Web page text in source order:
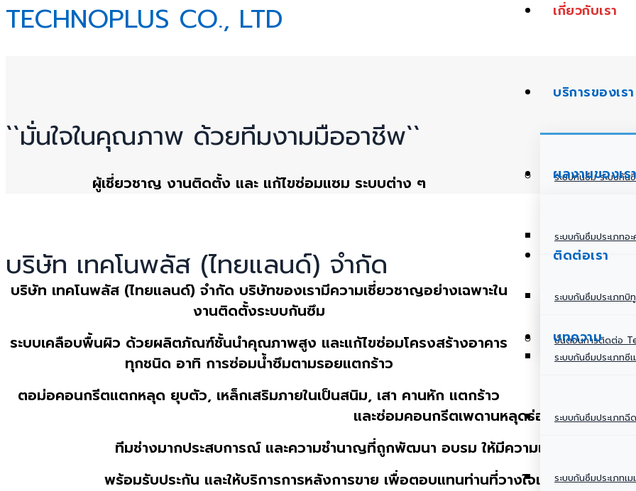
เกี่ยวกับเรา
บริการของเรา
ระบบกันซึม ระบบกัน
ระบบกันซึมประเภทอ
ระบบกันซึมประเภทบิ
ระบบกันซึมประเภทซี
ระบบกันซึมประเภท
ระบบกันซึมประเภทเม
ผลงานของเร
ติดต่อเรา
ขั้นตอนการติดต่อ
บทความ
TECHNOPLUS CO., LTD
``มั่นใจในคุณภาพ ด้วยทีมงามมืออาชีพ``
ผู้เชี่ยวชาญ งานติดตั้ง และ แก้ไขซ่อมแซม ระบบต่าง ๆ
บริษัท เทคโนพลัส (ไทยแลนด์) จำกัด
บริษัท เทคโนพลัส (ไทยแลนด์) จํากัด บริษัทของเรามีความเชี่ยวชาญอย่างเฉพาะใน
งานติดตั้งระบบกันซึม
ระบบเคลือบพื้นผิว ด้วยผลิตภัณฑ์ชั้นนำคุณภาพสูง และแก้ไขซ่อมโครงสร้างอาคาร
ทุกชนิด อาทิ การซ่อมน้ำซึมตามรอยแตกร้าว
ตอม่อคอนกรีตแตกหลุด ยุบตัว, เหล็กเสริมภายในเป็นสนิม, เสา คานหัก แตกร้าว
และซ่อมคอนกรีตเพดานหลุดร่อน เป็นต้น
ทีมช่างมากประสบการณ์ และความชํานาญที่ถูกพัฒนา อบรม ให้มีความเข้าใจในข้อมูล
พร้อมรับประกัน และให้บริการการหลังการขาย เพื่อตอบแทนท่านที่วางใจเลือกใช้บริกา